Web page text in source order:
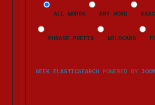
ALL WORDS ANY WORD
PHRASE PREFIX WILDCARD
GEEK ELASTICSEARCH POWERED BY